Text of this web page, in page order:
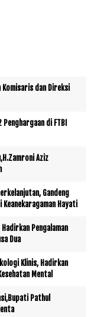
Komisaris dan Direksi
di FTBI
Aziz
Gandeng
Keanekaragaman Hayati
Hadirkan Pengalaman
Dua
Klinis, Hadirkan
Mental
Pathul